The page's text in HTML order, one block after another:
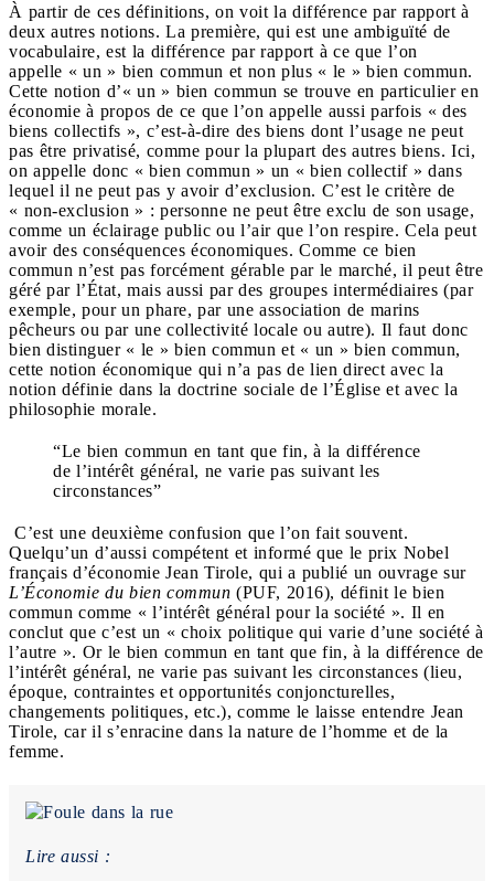
À partir de ces définitions, on voit la différence par rapport à
deux autres notions. La première, qui est une ambiguïté de
vocabulaire, est la différence par rapport à ce que l’on
appelle « un » bien commun et non plus « le » bien commun.
Cette notion d’« un » bien commun se trouve en particulier en
économie à propos de ce que l’on appelle aussi parfois « des
biens collectifs », c’est-à-dire des biens dont l’usage ne peut
pas être privatisé, comme pour la plupart des autres biens. Ici,
on appelle donc « bien commun » un « bien collectif » dans
lequel il ne peut pas y avoir d’exclusion. C’est le critère de
« non-exclusion » : personne ne peut être exclu de son usage,
comme un éclairage public ou l’air que l’on respire. Cela peut
avoir des conséquences économiques. Comme ce bien
commun n’est pas forcément gérable par le marché, il peut être
géré par l’État, mais aussi par des groupes intermédiaires (par
exemple, pour un phare, par une association de marins
pêcheurs ou par une collectivité locale ou autre). Il faut donc
bien distinguer « le » bien commun et « un » bien commun,
cette notion économique qui n’a pas de lien direct avec la
notion définie dans la doctrine sociale de l’Église et avec la
philosophie morale.
“Le bien commun en tant que fin, à la différence
de l’intérêt général, ne varie pas suivant les
circonstances”
C’est une deuxième confusion que l’on fait souvent.
Quelqu’un d’aussi compétent et informé que le prix Nobel
français d’économie Jean Tirole, qui a publié un ouvrage sur
L’Économie du bien commun (PUF, 2016), définit le bien
commun comme « l’intérêt général pour la société ». Il en
conclut que c’est un « choix politique qui varie d’une société à
l’autre ». Or le bien commun en tant que fin, à la différence de
l’intérêt général, ne varie pas suivant les circonstances (lieu,
époque, contraintes et opportunités conjoncturelles,
changements politiques, etc.), comme le laisse entendre Jean
Tirole, car il s’enracine dans la nature de l’homme et de la
femme.
Lire aussi :